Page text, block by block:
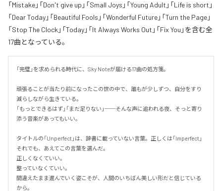
「Mistake」「Don't give up」「Small Joys」「Young Adult」「Life is short」
「Dear Today」「Beautiful Fools」「Wonderful Future」「Turn the Page」
「Stop The Clock」「Today」「It Always Works Out」「Fix You」を含む全
17曲となっている。
「完璧」を求められる時代に、Sky Noteが届ける17曲の処方箋。
頑張ることが当たり前になったこの世の中で、誰もが少しずつ、自分をすり
減らしながら生きている。
「もっとできるはず」「まだ足りない」──そんな声に追われる夜、そっと寄り
添う音楽があってもいい。
タイトルの「Unperfect」は、辞書に載っていない言葉。正しくは「Imperfect」
それでも、あえてこの言葉を選んだ。
正しくなくていい。
整っていなくていい。
間違えたまま進んでいく姿こそが、人間のいちばん美しい形だと信じている
から。